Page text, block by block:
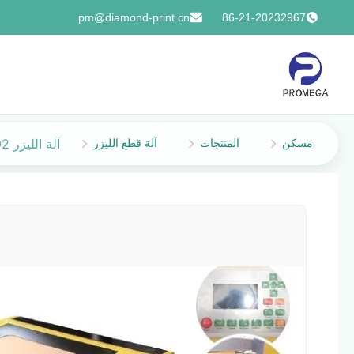
86-21-20232967
pm@diamond-print.cn
مسكن المنتجات آلة قطع الليزر آلة الليزر CO2 نقش 320x200mm لختم صنع والأخشاب النقش